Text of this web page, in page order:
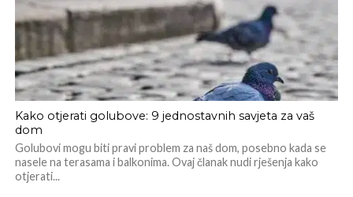
Kako otjerati golubove: 9 jednostavnih savjeta za vaš
dom
Golubovi mogu biti pravi problem za naš dom, posebno kada se
nasele na terasama i balkonima. Ovaj članak nudi rješenja kako
otjerati...